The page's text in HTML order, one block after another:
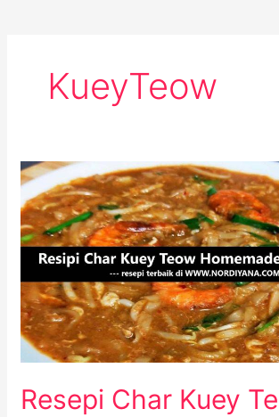
KueyTeow
Resepi Char Kuey
Resepi
Char
Kuey
Teow
Padu:
Rahsia
Masakan
Jadi
Sedap